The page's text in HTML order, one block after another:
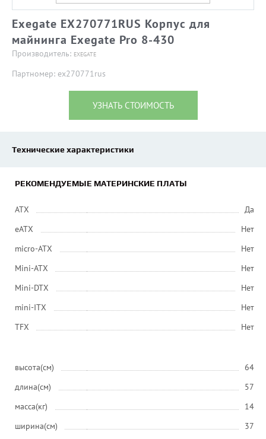
Exegate EX270771RUS Корпус для
майнинга Exegate Pro 8-430
Производитель: EXEGATE
Партномер: ex270771rus
УЗНАТЬ СТОИМОСТЬ
Технические характеристики
РЕКОМЕНДУЕМЫЕ МАТЕРИНСКИЕ ПЛАТЫ
ATX
Да
eATX
Нет
micro-ATX
Нет
Mini-ATX
Нет
Mini-DTX
Нет
mini-ITX
Нет
ТFХ
Нет
высота(см)
64
длина(см)
57
масса(кг)
14
ширина(см)
37